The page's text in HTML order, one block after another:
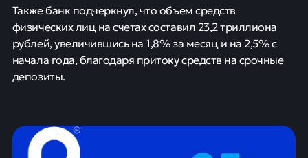
Также банк подчеркнул, что объем средств
физических лиц на счетах составил 23,2 триллиона
рублей, увеличившись на 1,8% за месяц и на 2,5% с
начала года, благодаря притоку средств на срочные
депозиты.